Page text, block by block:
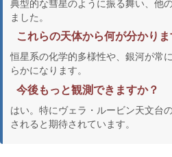
典型的な彗星のように振る舞い、他
ました。
これらの天体から何が分かりま
恒星系の化学的多様性や、銀河が常
らかになります。
今後もっと観測できますか？
はい。特にヴェラ・ルービン天文台
されると期待されています。